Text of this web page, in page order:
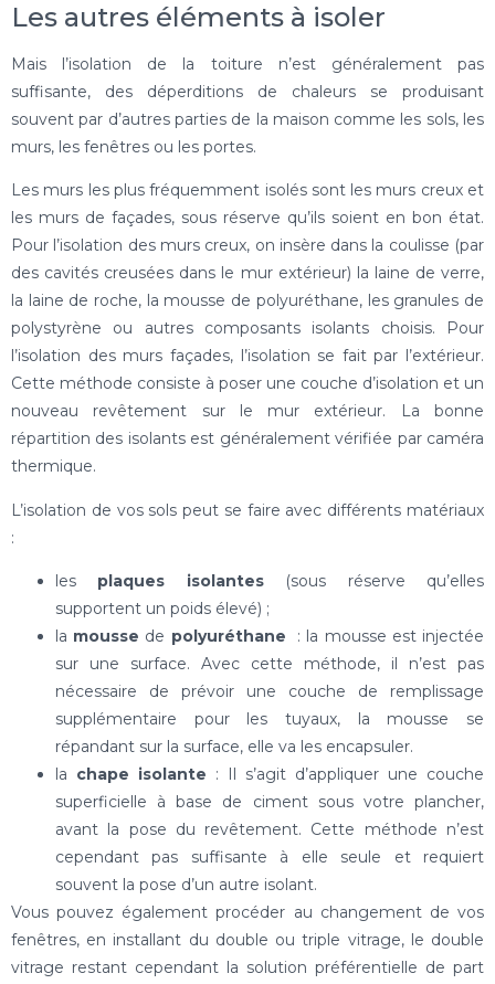
Les autres éléments à isoler
Mais l’isolation de la toiture n’est généralement pas
suffisante, des déperditions de chaleurs se produisant
souvent par d’autres parties de la maison comme les sols, les
murs, les fenêtres ou les portes.
Les murs les plus fréquemment isolés sont les murs creux et
les murs de façades, sous réserve qu’ils soient en bon état.
Pour l’isolation des murs creux, on insère dans la coulisse (par
des cavités creusées dans le mur extérieur) la laine de verre,
la laine de roche, la mousse de polyuréthane, les granules de
polystyrène ou autres composants isolants choisis. Pour
l’isolation des murs façades, l’isolation se fait par l’extérieur.
Cette méthode consiste à poser une couche d’isolation et un
nouveau revêtement sur le mur extérieur. La bonne
répartition des isolants est généralement vérifiée par caméra
thermique.
L’isolation de vos sols peut se faire avec différents matériaux
:
les plaques isolantes(sous réserve qu’elles
supportent un poids élevé) ;
la mousse de polyuréthane : la mousse est injectée
sur une surface. Avec cette méthode, il n’est pas
nécessaire de prévoir une couche de remplissage
supplémentaire pour les tuyaux, la mousse se
répandant sur la surface, elle va les encapsuler.
la chape isolante : Il s’agit d’appliquer une couche
superficielle à base de ciment sous votre plancher,
avant la pose du revêtement. Cette méthode n’est
cependant pas suffisante à elle seule et requiert
souvent la pose d’un autre isolant.
Vous pouvez également procéder au changement de vos
fenêtres, en installant du double ou triple vitrage, le double
vitrage restant cependant la solution préférentielle de part